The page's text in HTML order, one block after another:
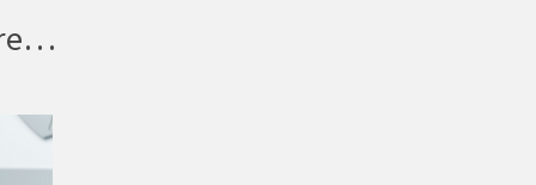
Autorski tekst: Invaliditet nije prepreka, već dio mog puta ka uspjehu